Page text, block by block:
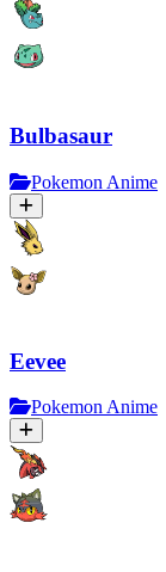
Bulbasaur
Pokemon Anime
Eevee
Pokemon Anime